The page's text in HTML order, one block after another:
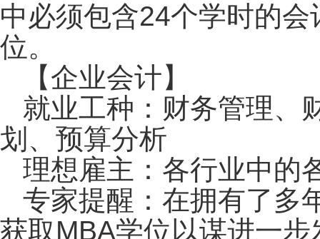
中必须包含24个学时的
位。
【企业会计】
就业工种：财务管理、
划、预算分析
理想雇主：各行业中的
专家提醒：在拥有了多
获取MBA学位以谋进一